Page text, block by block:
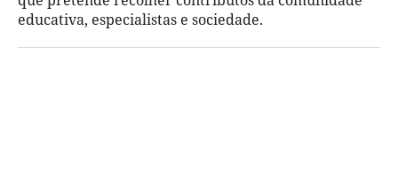
educativa, especialistas e sociedade.